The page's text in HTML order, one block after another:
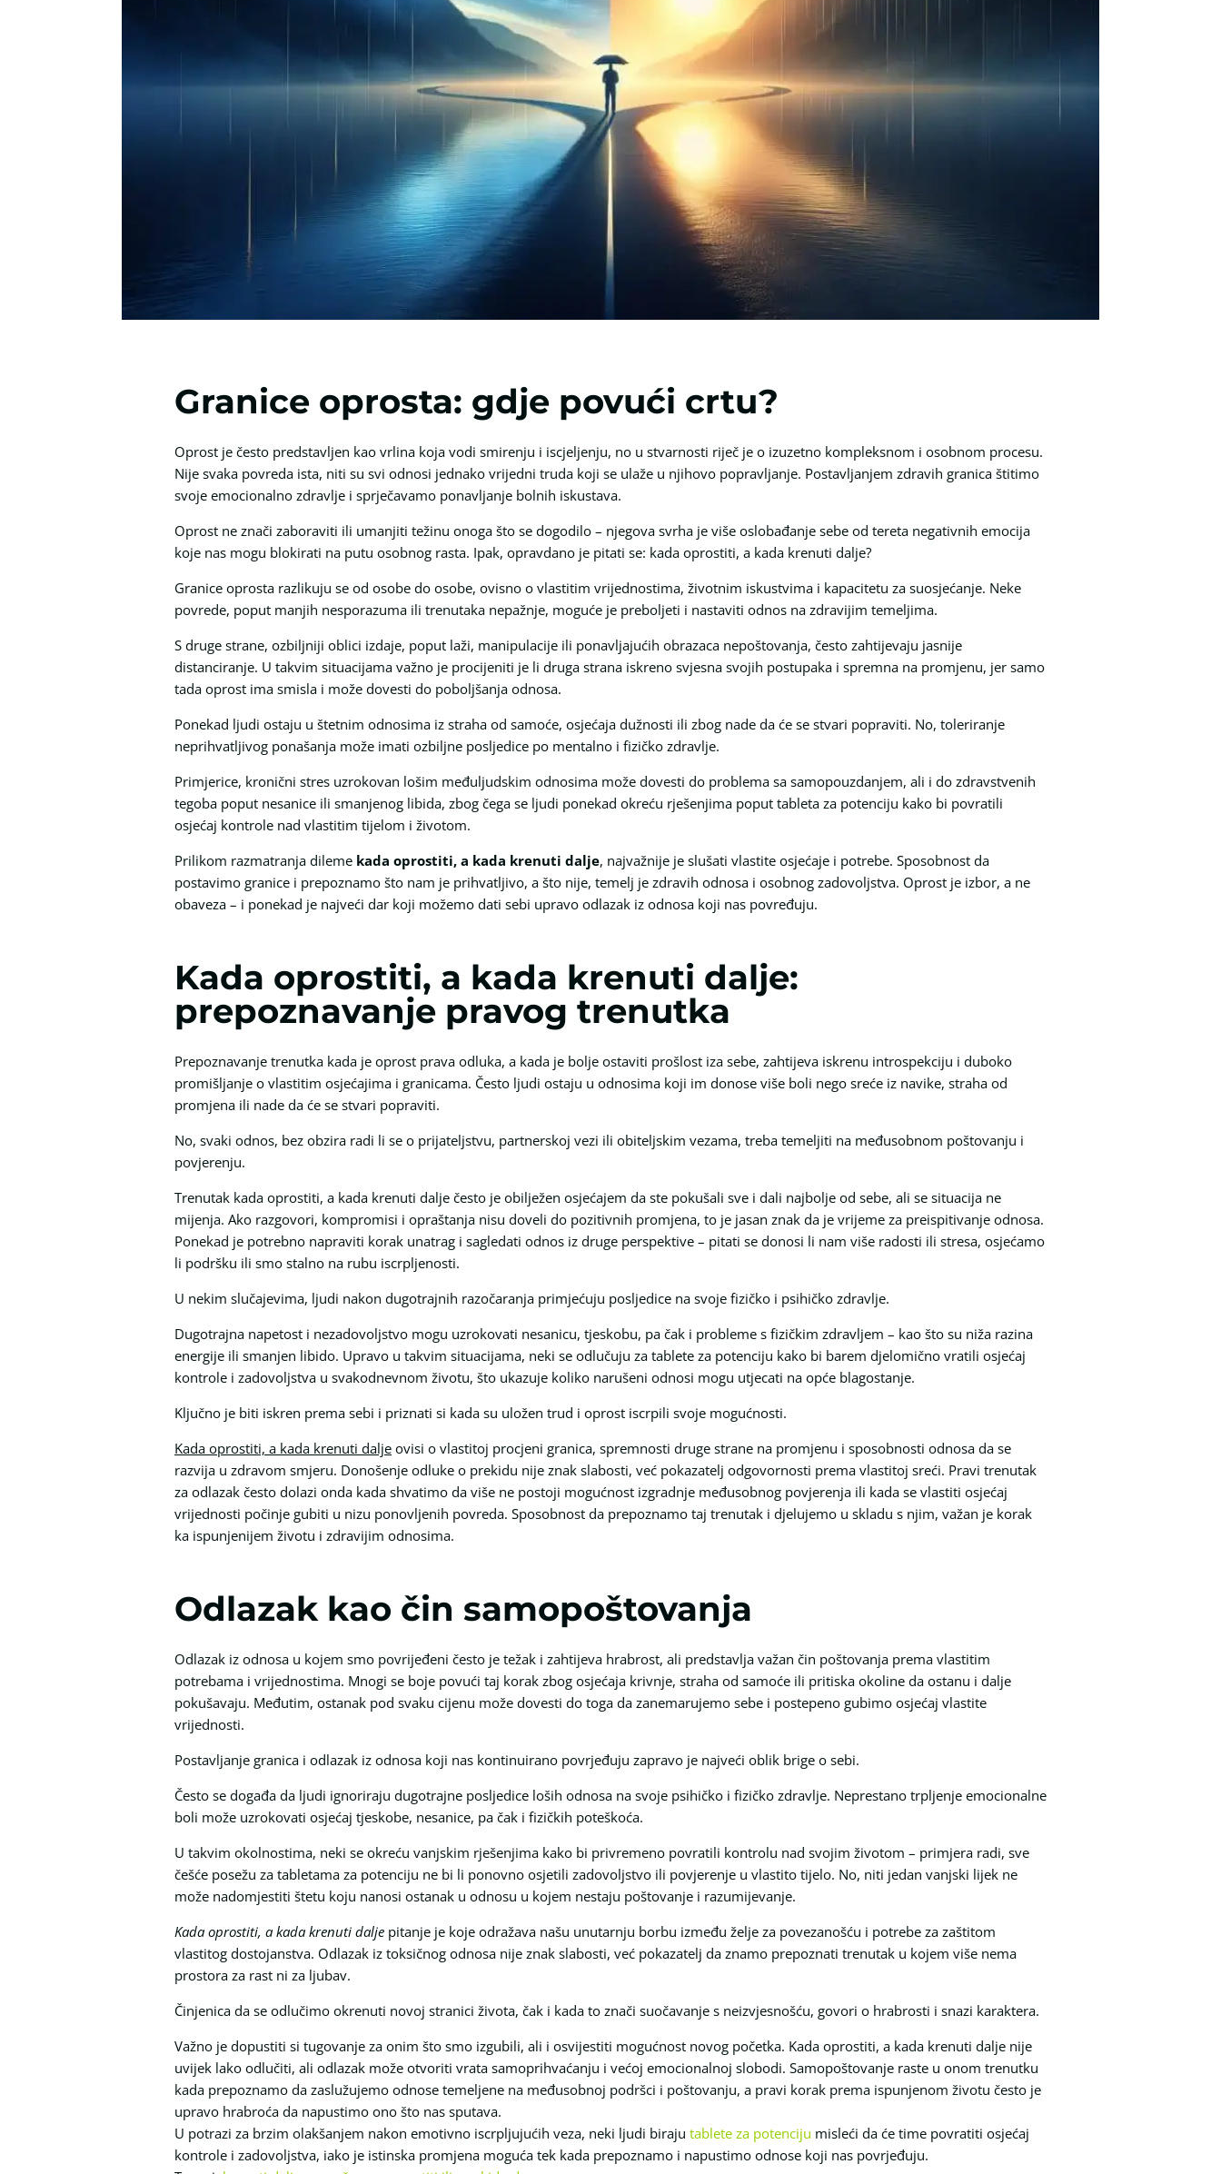
Granice oprosta: gdje povući crtu?
Oprost je često predstavljen kao vrlina koja vodi smirenju i iscjeljenju, no u stvarnosti riječ je o izuzetno kompleksnom i osobnom procesu.
Nije svaka povreda ista, niti su svi odnosi jednako vrijedni truda koji se ulaže u njihovo popravljanje. Postavljanjem zdravih granica štitimo
svoje emocionalno zdravlje i sprječavamo ponavljanje bolnih iskustava.
Oprost ne znači zaboraviti ili umanjiti težinu onoga što se dogodilo – njegova svrha je više oslobađanje sebe od tereta negativnih emocija
koje nas mogu blokirati na putu osobnog rasta. Ipak, opravdano je pitati se: kada oprostiti, a kada krenuti dalje?
Granice oprosta razlikuju se od osobe do osobe, ovisno o vlastitim vrijednostima, životnim iskustvima i kapacitetu za suosjećanje. Neke
povrede, poput manjih nesporazuma ili trenutaka nepažnje, moguće je preboljeti i nastaviti odnos na zdravijim temeljima.
S druge strane, ozbiljniji oblici izdaje, poput laži, manipulacije ili ponavljajućih obrazaca nepoštovanja, često zahtijevaju jasnije
distanciranje. U takvim situacijama važno je procijeniti je li druga strana iskreno svjesna svojih postupaka i spremna na promjenu, jer samo
tada oprost ima smisla i može dovesti do poboljšanja odnosa.
Ponekad ljudi ostaju u štetnim odnosima iz straha od samoće, osjećaja dužnosti ili zbog nade da će se stvari popraviti. No, toleriranje
neprihvatljivog ponašanja može imati ozbiljne posljedice po mentalno i fizičko zdravlje.
Primjerice, kronični stres uzrokovan lošim međuljudskim odnosima može dovesti do problema sa samopouzdanjem, ali i do zdravstvenih
tegoba poput nesanice ili smanjenog libida, zbog čega se ljudi ponekad okreću rješenjima poput tableta za potenciju kako bi povratili
osjećaj kontrole nad vlastitim tijelom i životom.
Prilikom razmatranja dileme kada oprostiti, a kada krenuti dalje, najvažnije je slušati vlastite osjećaje i potrebe. Sposobnost da
postavimo granice i prepoznamo što nam je prihvatljivo, a što nije, temelj je zdravih odnosa i osobnog zadovoljstva. Oprost je izbor, a ne
obaveza – i ponekad je najveći dar koji možemo dati sebi upravo odlazak iz odnosa koji nas povređuju.
Kada oprostiti, a kada krenuti dalje:
prepoznavanje pravog trenutka
Prepoznavanje trenutka kada je oprost prava odluka, a kada je bolje ostaviti prošlost iza sebe, zahtijeva iskrenu introspekciju i duboko
promišljanje o vlastitim osjećajima i granicama. Često ljudi ostaju u odnosima koji im donose više boli nego sreće iz navike, straha od
promjena ili nade da će se stvari popraviti.
No, svaki odnos, bez obzira radi li se o prijateljstvu, partnerskoj vezi ili obiteljskim vezama, treba temeljiti na međusobnom poštovanju i
povjerenju.
Trenutak kada oprostiti, a kada krenuti dalje često je obilježen osjećajem da ste pokušali sve i dali najbolje od sebe, ali se situacija ne
mijenja. Ako razgovori, kompromisi i opraštanja nisu doveli do pozitivnih promjena, to je jasan znak da je vrijeme za preispitivanje odnosa.
Ponekad je potrebno napraviti korak unatrag i sagledati odnos iz druge perspektive – pitati se donosi li nam više radosti ili stresa, osjećamo
li podršku ili smo stalno na rubu iscrpljenosti.
U nekim slučajevima, ljudi nakon dugotrajnih razočaranja primjećuju posljedice na svoje fizičko i psihičko zdravlje.
Dugotrajna napetost i nezadovoljstvo mogu uzrokovati nesanicu, tjeskobu, pa čak i probleme s fizičkim zdravljem – kao što su niža razina
energije ili smanjen libido. Upravo u takvim situacijama, neki se odlučuju za tablete za potenciju kako bi barem djelomično vratili osjećaj
kontrole i zadovoljstva u svakodnevnom životu, što ukazuje koliko narušeni odnosi mogu utjecati na opće blagostanje.
Ključno je biti iskren prema sebi i priznati si kada su uložen trud i oprost iscrpili svoje mogućnosti.
Kada oprostiti, a kada krenuti dalje ovisi o vlastitoj procjeni granica, spremnosti druge strane na promjenu i sposobnosti odnosa da se
razvija u zdravom smjeru. Donošenje odluke o prekidu nije znak slabosti, već pokazatelj odgovornosti prema vlastitoj sreći. Pravi trenutak
za odlazak često dolazi onda kada shvatimo da više ne postoji mogućnost izgradnje međusobnog povjerenja ili kada se vlastiti osjećaj
vrijednosti počinje gubiti u nizu ponovljenih povreda. Sposobnost da prepoznamo taj trenutak i djelujemo u skladu s njim, važan je korak
ka ispunjenijem životu i zdravijim odnosima.
Odlazak kao čin samopoštovanja
Odlazak iz odnosa u kojem smo povrijeđeni često je težak i zahtijeva hrabrost, ali predstavlja važan čin poštovanja prema vlastitim
potrebama i vrijednostima. Mnogi se boje povući taj korak zbog osjećaja krivnje, straha od samoće ili pritiska okoline da ostanu i dalje
pokušavaju. Međutim, ostanak pod svaku cijenu može dovesti do toga da zanemarujemo sebe i postepeno gubimo osjećaj vlastite
vrijednosti.
Postavljanje granica i odlazak iz odnosa koji nas kontinuirano povrjeđuju zapravo je najveći oblik brige o sebi.
Često se događa da ljudi ignoriraju dugotrajne posljedice loših odnosa na svoje psihičko i fizičko zdravlje. Neprestano trpljenje emocionalne
boli može uzrokovati osjećaj tjeskobe, nesanice, pa čak i fizičkih poteškoća.
U takvim okolnostima, neki se okreću vanjskim rješenjima kako bi privremeno povratili kontrolu nad svojim životom – primjera radi, sve
češće posežu za tabletama za potenciju ne bi li ponovno osjetili zadovoljstvo ili povjerenje u vlastito tijelo. No, niti jedan vanjski lijek ne
može nadomjestiti štetu koju nanosi ostanak u odnosu u kojem nestaju poštovanje i razumijevanje.
Kada oprostiti, a kada krenuti dalje pitanje je koje odražava našu unutarnju borbu između želje za povezanošću i potrebe za zaštitom
vlastitog dostojanstva. Odlazak iz toksičnog odnosa nije znak slabosti, već pokazatelj da znamo prepoznati trenutak u kojem više nema
prostora za rast ni za ljubav.
Činjenica da se odlučimo okrenuti novoj stranici života, čak i kada to znači suočavanje s neizvjesnošću, govori o hrabrosti i snazi karaktera.
Važno je dopustiti si tugovanje za onim što smo izgubili, ali i osvijestiti mogućnost novog početka. Kada oprostiti, a kada krenuti dalje nije
uvijek lako odlučiti, ali odlazak može otvoriti vrata samoprihvaćanju i većoj emocionalnoj slobodi. Samopoštovanje raste u onom trenutku
kada prepoznamo da zaslužujemo odnose temeljene na međusobnoj podršci i poštovanju, a pravi korak prema ispunjenom životu često je
upravo hrabroća da napustimo ono što nas sputava.
U potrazi za brzim olakšanjem nakon emotivno iscrpljujućih veza, neki ljudi biraju tablete za potenciju misleći da će time povratiti osjećaj
kontrole i zadovoljstva, iako je istinska promjena moguća tek kada prepoznamo i napustimo odnose koji nas povrjeđuju.